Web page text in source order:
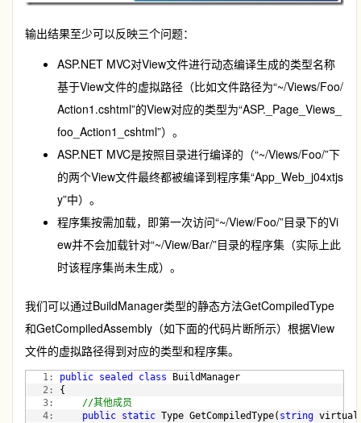
输出结果至少可以反映三个问题：
ASP.NET MVC对View文件进行动态编译生成的类型名称
基于View文件的虚拟路径（比如文件路径为“~/Views/Foo/
Action1.cshtml”的View对应的类型为“ASP._Page_Views_
foo_Action1_cshtml”）。
ASP.NET MVC是按照目录进行编译的（“~/Views/Foo/”下
的两个View文件最终都被编译到程序集“App_Web_j04xtjs
y”中）。
程序集按需加载，即第一次访问“~/View/Foo/”目录下的Vi
ew并不会加载针对“~/View/Bar/”目录的程序集（实际上此
时该程序集尚未生成）。
我们可以通过BuildManager类型的静态方法GetCompiledType
和GetCompiledAssembly（如下面的代码片断所示）根据View
文件的虚拟路径得到对应的类型和程序集。
   1:
public sealed class BuildManager
   2:
{
   3:
//其他成员
   4:
public static Type GetCompiledType( string